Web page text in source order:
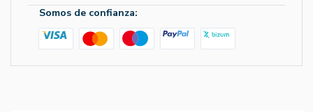
Somos de confianza: